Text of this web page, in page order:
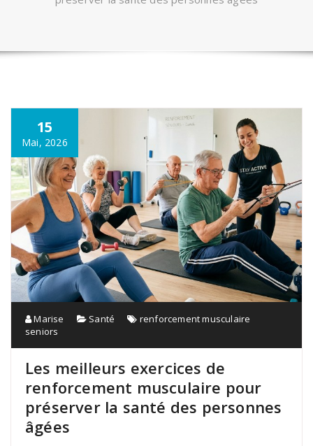
15
Mai, 2026
Marise Santé
renforcement musculaire
seniors
Les meilleurs exercices de
renforcement musculaire pour
préserver la santé des personnes
âgées